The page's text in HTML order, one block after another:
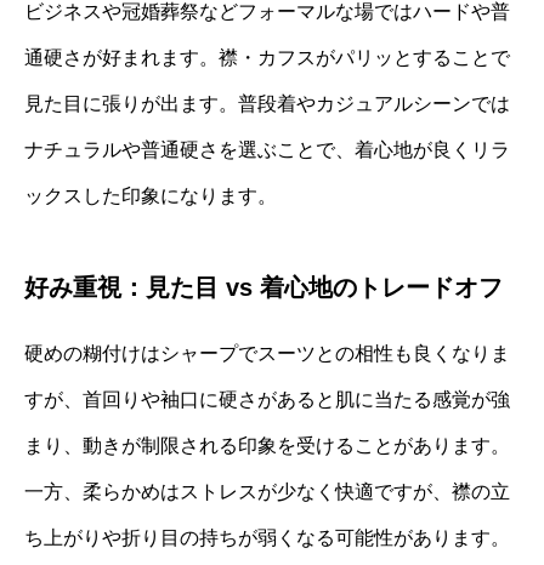
ビジネスや冠婚葬祭などフォーマルな場ではハードや普
通硬さが好まれます。襟・カフスがパリッとすることで
見た目に張りが出ます。普段着やカジュアルシーンでは
ナチュラルや普通硬さを選ぶことで、着心地が良くリラ
ックスした印象になります。
好み重視：見た目 vs 着心地のトレードオフ
硬めの糊付けはシャープでスーツとの相性も良くなりま
すが、首回りや袖口に硬さがあると肌に当たる感覚が強
まり、動きが制限される印象を受けることがあります。
一方、柔らかめはストレスが少なく快適ですが、襟の立
ち上がりや折り目の持ちが弱くなる可能性があります。